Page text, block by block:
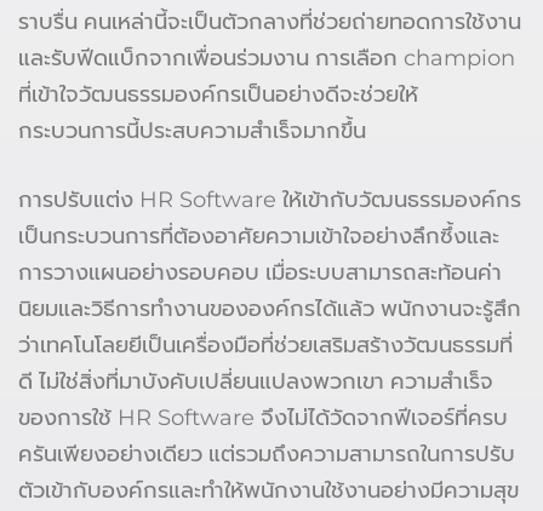
ราบรื่น คนเหล่านี้จะเป็นตัวกลางที่ช่วยถ่ายทอดการใช้งาน
และรับฟีดแบ็กจากเพื่อนร่วมงาน การเลือก champion
ที่เข้าใจวัฒนธรรมองค์กรเป็นอย่างดีจะช่วยให้
กระบวนการนี้ประสบความสำเร็จมากขึ้น
การปรับแต่ง HR Software ให้เข้ากับวัฒนธรรมองค์กร
เป็นกระบวนการที่ต้องอาศัยความเข้าใจอย่างลึกซึ้งและ
การวางแผนอย่างรอบคอบ เมื่อระบบสามารถสะท้อนค่า
นิยมและวิธีการทำงานขององค์กรได้แล้ว พนักงานจะรู้สึก
ว่าเทคโนโลยยีเป็นเครื่องมือที่ช่วยเสริมสร้างวัฒนธรรมที่
ดี ไม่ใช่สิ่งที่มาบังคับเปลี่ยนแปลงพวกเขา ความสำเร็จ
ของการใช้ HR Software จึงไม่ได้วัดจากฟีเจอร์ที่ครบ
ครันเพียงอย่างเดียว แต่รวมถึงความสามารถในการปรับ
ตัวเข้ากับองค์กรและทำให้พนักงานใช้งานอย่างมีความสุข